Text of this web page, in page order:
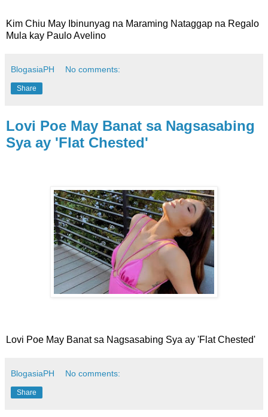
Kim Chiu May Ibinunyag na Maraming Nataggap na Regalo
Mula kay Paulo Avelino
BlogasiaPH No comments:
Share
Lovi Poe May Banat sa Nagsasabing
Sya ay 'Flat Chested'
Lovi Poe May Banat sa Nagsasabing Sya ay 'Flat Chested'
BlogasiaPH No comments:
Share